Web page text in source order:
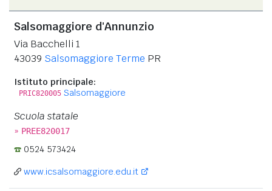
Salsomaggiore d'Annunzio
Via Bacchelli 1
43039 Salsomaggiore Terme PR
Istituto principale:
PRIC820005 Salsomaggiore
Scuola statale
» PREE820017
0524 573424
www.icsalsomaggiore.edu.it